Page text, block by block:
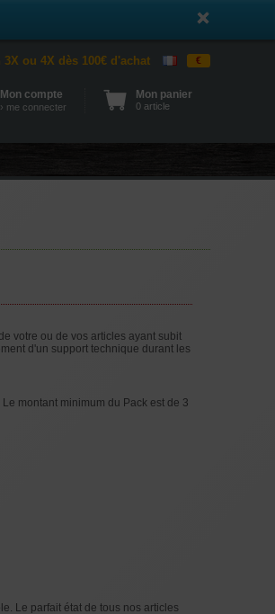
3X ou 4X dès 100€ d'achat €
Mon compte
› me connecter
Mon panier
0 article
votre ou de vos articles ayant subit
d'un support technique durant les
montant minimum du Pack est de 3
Le parfait état de tous nos articles